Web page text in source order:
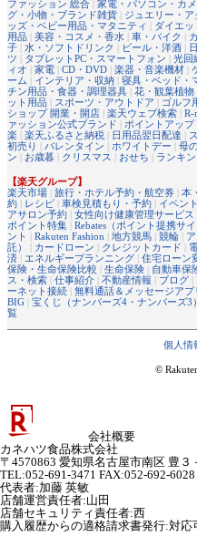
ファッション 総合 | 家電・パソコン・カ
グ・小物・ブランド雑貨 | ジュエリー・ア
ッズ・ベビー用品・マタニティ | ダイエッ
用品 | 美容・コスメ・香水 | 車・バイク |
子 | 水・ソフトドリンク | ビール・洋酒 |
ツ | タブレットPC・スマートフォン | 光回
ィオ | 家電 | CD・DVD | 楽器・音楽機材 |
ーム | インテリア・収納 | 寝具・ベッド・
チン用品・食器・調理器具 | 花・観葉植物
ット用品 | スポーツ・アウトドア | ゴルフ
ショップ 開業・開店 | 楽天ウェブ検索 | R-
ァッション公式ブランド | ポイントアップ
楽 | 楽天ふるさと納税 | 日用品翌日配達 |
初売り | バレンタイン | ホワイトデー | 母
ン | お歳暮 | クリスマス | おせち | ランキ
【楽天グループ】
楽天市場 | 旅行・ホテル予約・航空券 | 本
約 | レシピ | 車検見積もり・予約 | イベン
アサロン予約 | 女性向け健康管理サービス
ポイント特集 | Rebates（ポイント提携サイ
ント | Rakuten Fashion | 地方競馬 | 競輪 |
託）
| カードローン | クレジットカード |
済 | エネルギープランニング | 住宅ローン
保険・生命保険比較 | 生命保険 | 自動車保
ス・検索 | 仕事紹介 | 不動産情報 | ブログ |
ーネット接続 | 無料通話＆メッセージアプ
BIG | 宝くじ（ナンバーズ4・ナンバーズ3）
覧
個人情
©
会社概要
カネハツ食品株式会社
〒4570863 愛知県名古屋市南区 豊３
TEL:052-691-3471 FAX:052-692-6028
代表者:加藤 英敏
店舗運営責任者:山田
店舗セキュリティ責任者:西
購入履歴からの適格請求書発行:対応